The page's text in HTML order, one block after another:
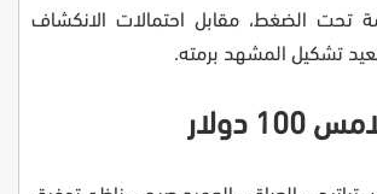
تحت الضغط، مقابل احتمالات الانكشاف
تشكيل المشهد برمته.
دولار